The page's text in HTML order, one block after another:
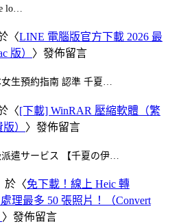
lo…
〈LINE 電腦版官方下載 2026 最
版） 〉發佈留言
女生預約指南 認準 千夏…
〈[下載] WinRAR 壓縮軟體（繁
） 〉發佈留言
遣サービス 【千夏の伊…
於〈免下載！線上 Heic 轉
理最多 50 張照片！（Convert
〉發佈留言